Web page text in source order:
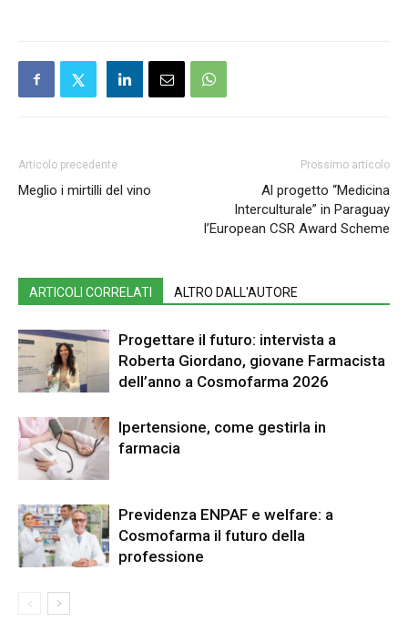
Articolo precedente
Meglio i mirtilli del vino
Prossimo articolo
Al progetto “Medicina
Interculturale” in Paraguay
l’European CSR Award Scheme
ARTICOLI CORRELATI ALTRO DALL'AUTORE
Progettare il futuro: intervista a
Roberta Giordano, giovane Farmacista
dell’anno a Cosmofarma 2026
Ipertensione, come gestirla in
farmacia
Previdenza ENPAF e welfare: a
Cosmofarma il futuro della
professione